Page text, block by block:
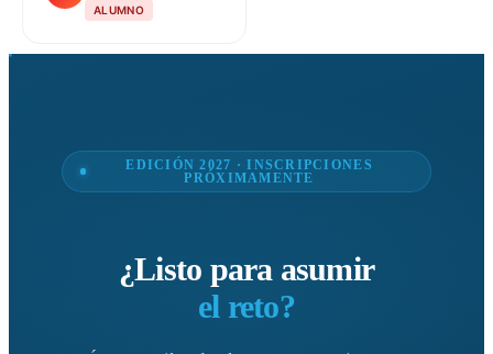
ALUMNO
EDICIÓN 2027 · INSCRIPCIONES
PRÓXIMAMENTE
¿Listo para asumir
el reto?